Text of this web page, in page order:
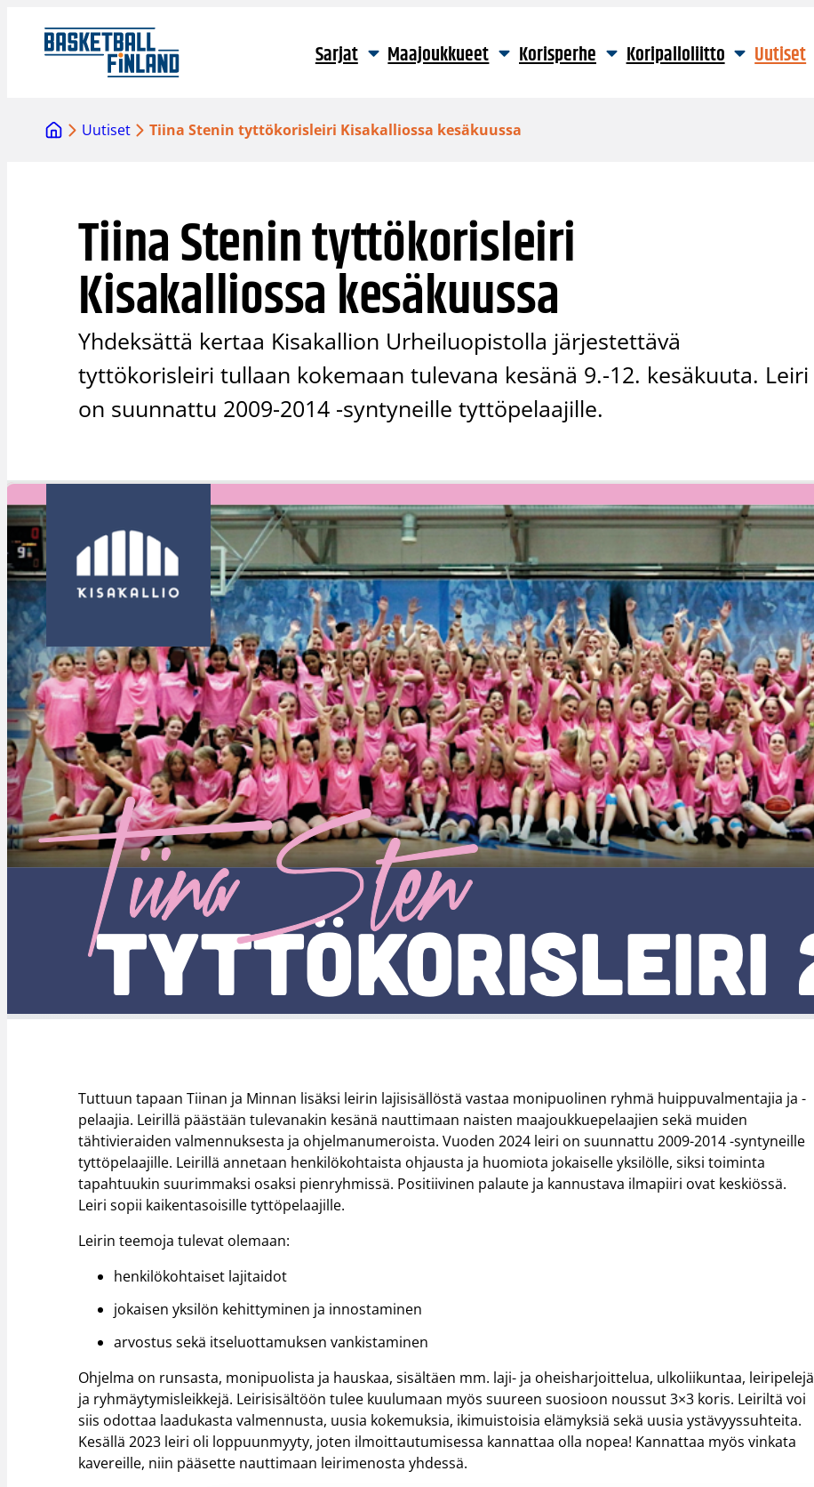
sisältöön
Sarjat Maajoukkueet Korisperhe Koripalloliitto Uutiset
Uutiset Tiina Stenin tyttökorisleiri Kisakalliossa kesäkuussa
Tiina Stenin tyttökorisleiri
Kisakalliossa kesäkuussa
Yhdeksättä kertaa Kisakallion Urheiluopistolla järjestettävä
tyttökorisleiri tullaan kokemaan tulevana kesänä 9.-12. kesäkuuta. Leiri
on suunnattu 2009-2014 -syntyneille tyttöpelaajille.
Tuttuun tapaan Tiinan ja Minnan lisäksi leirin lajisisällöstä vastaa monipuolinen ryhmä huippuvalmentajia ja -
pelaajia. Leirillä päästään tulevanakin kesänä nauttimaan naisten maajoukkuepelaajien sekä muiden
tähtivieraiden valmennuksesta ja ohjelmanumeroista. Vuoden 2024 leiri on suunnattu 2009-2014 -syntyneille
tyttöpelaajille. Leirillä annetaan henkilökohtaista ohjausta ja huomiota jokaiselle yksilölle, siksi toiminta
tapahtuukin suurimmaksi osaksi pienryhmissä. Positiivinen palaute ja kannustava ilmapiiri ovat keskiössä.
Leiri sopii kaikentasoisille tyttöpelaajille.
Leirin teemoja tulevat olemaan:
henkilökohtaiset lajitaidot
jokaisen yksilön kehittyminen ja innostaminen
arvostus sekä itseluottamuksen vankistaminen
Ohjelma on runsasta, monipuolista ja hauskaa, sisältäen mm. laji- ja oheisharjoittelua, ulkoliikuntaa, leiripelejä
ja ryhmäytymisleikkejä. Leirisisältöön tulee kuulumaan myös suureen suosioon noussut 3×3 koris. Leiriltä voi
siis odottaa laadukasta valmennusta, uusia kokemuksia, ikimuistoisia elämyksiä sekä uusia ystävyyssuhteita.
Kesällä 2023 leiri oli loppuunmyyty, joten ilmoittautumisessa kannattaa olla nopea! Kannattaa myös vinkata
kavereille, niin pääsette nauttimaan leirimenosta yhdessä.